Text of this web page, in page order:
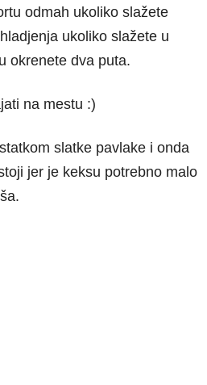
odmah ukoliko slažete
ukoliko slažete u
okrenete dva puta.
na mestu :)
slatke pavlake i onda
jer je keksu potrebno malo